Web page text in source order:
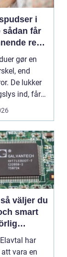
i
rene
rundt
gør en
end
De lukker
ind, får
smart
har
vara en